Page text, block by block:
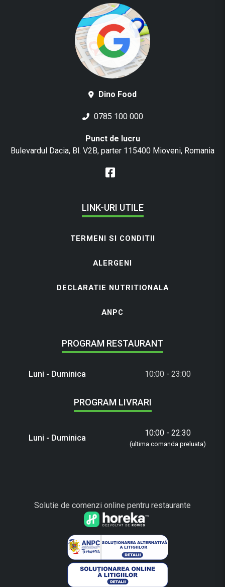
Dino Food
0785 100 000
Punct de lucru
Bulevardul Dacia, Bl. V2B, parter 115400 Mioveni, Romania
LINK-URI UTILE
TERMENI SI CONDITII
ALERGENI
DECLARATIE NUTRITIONALA
ANPC
PROGRAM RESTAURANT
Luni - Duminica 10:00 - 23:00
PROGRAM LIVRARI
Luni - Duminica 10:00 - 22:30
(ultima comanda preluata)
Solutie de comenzi online pentru restaurante